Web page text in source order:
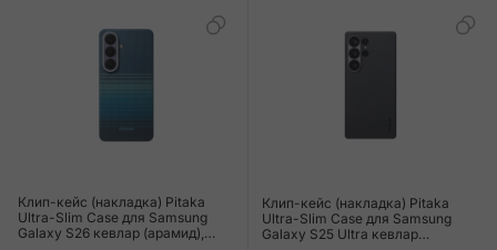
Клип-кейс (накладка) Pitaka
Ultra-Slim Case для Samsung
Galaxy S26 кевлар (арамид),
Клип-кейс (накладка) Pitaka
Ultra-Slim Case для Samsung
Galaxy S25 Ultra кевлар